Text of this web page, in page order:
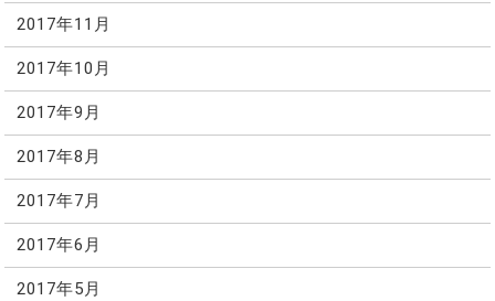
2017年11月
2017年10月
2017年9月
2017年8月
2017年7月
2017年6月
2017年5月